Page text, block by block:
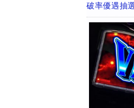
破率優遇抽